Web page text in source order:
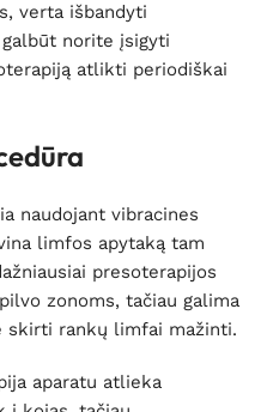
verta išbandyti
norite įsigyti
atlikti periodiškai
naudojant vibracines
limfos apytaką tam
presoterapijos
zonoms, tačiau galima
skirti rankų limfai mažinti.
aparatu atlieka